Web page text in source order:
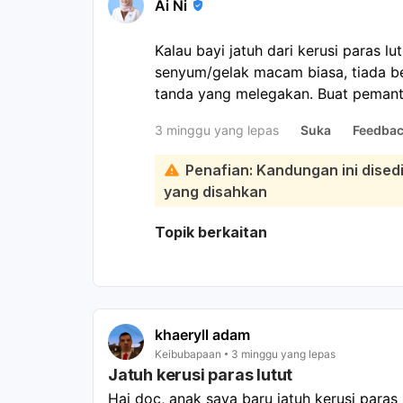
Ai Ni
Kalau bayi jatuh dari kerusi paras
senyum/gelak macam biasa, tiada
tanda yang melegakan. Buat
Apa yang perlu dibuat sekarang:
lebam, pendarahan atau
aktiviti lasak, dan tenangkan dia
seperti biasa. Segera bawa ke
seperti muntah berulang, susah
tak berhenti, pendarahan, benjol
3 minggu yang lepas Suka
Penafian: Kandungan ini
yang disahkan
Topik berkaitan
khaeryll adam
Keibubapaan 3 minggu yang lepas
Jatuh kerusi paras lutut
Hai doc, anak saya baru jatuh kerusi